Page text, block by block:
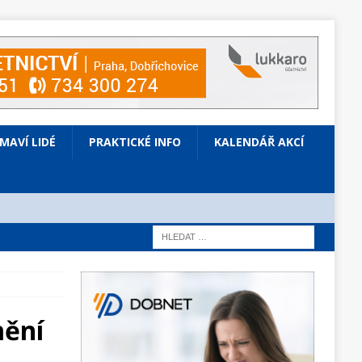
LIDÉ PRAKTICKÉ INFO KALENDÁŘ AKCÍ